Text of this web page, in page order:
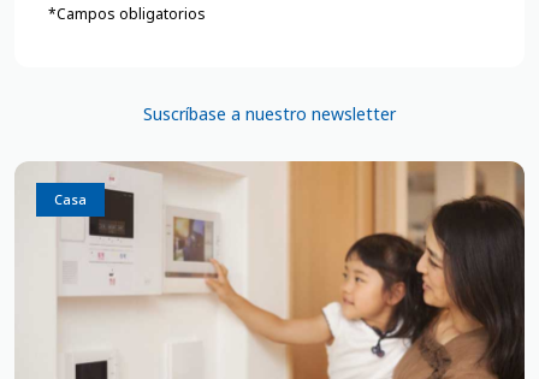
*Campos obligatorios
Suscríbase a nuestro newsletter
Casa